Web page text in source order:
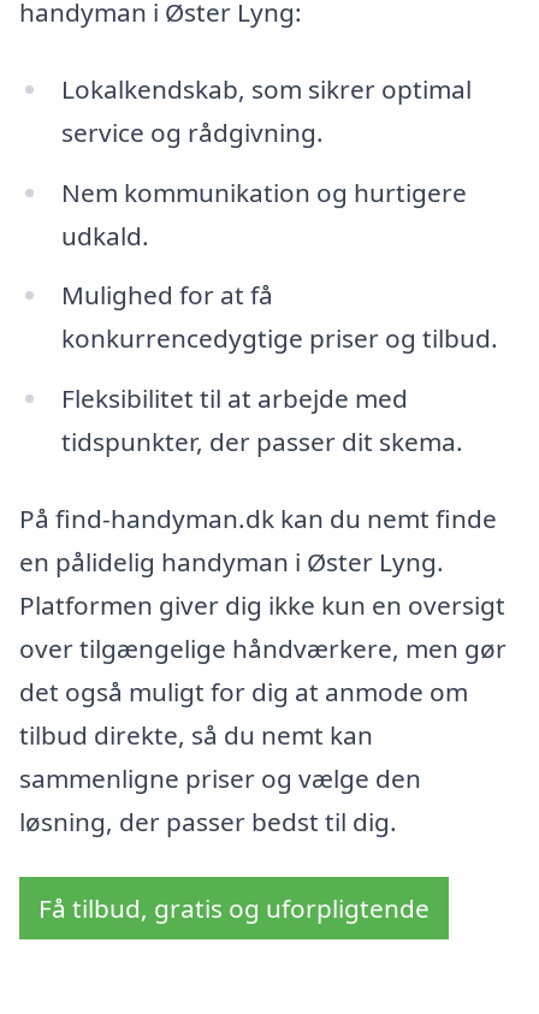
handyman i Øster Lyng:
Lokalkendskab, som sikrer optimal
service og rådgivning.
Nem kommunikation og hurtigere
udkald.
Mulighed for at få
konkurrencedygtige priser og tilbud.
Fleksibilitet til at arbejde med
tidspunkter, der passer dit skema.
På find-handyman.dk kan du nemt finde
en pålidelig handyman i Øster Lyng.
Platformen giver dig ikke kun en oversigt
over tilgængelige håndværkere, men gør
det også muligt for dig at anmode om
tilbud direkte, så du nemt kan
sammenligne priser og vælge den
løsning, der passer bedst til dig.
Få tilbud, gratis og uforpligtende